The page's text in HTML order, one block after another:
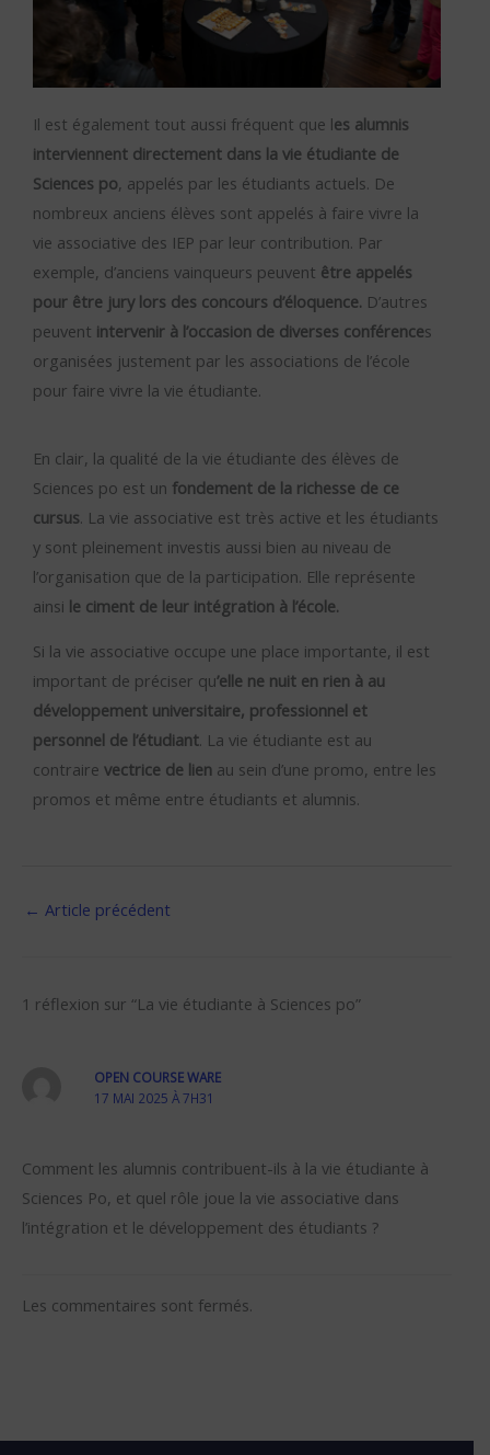
Il est également tout aussi fréquent que les alumnis
interviennent directement dans la vie étudiante de
Sciences po, appelés par les étudiants actuels. De
nombreux anciens élèves sont appelés à faire vivre la
vie associative des IEP par leur contribution. Par
exemple, d’anciens vainqueurs peuvent être appelés
pour être jury lors des concours d’éloquence. D’autres
peuvent intervenir à l’occasion de diverses conférences
organisées justement par les associations de l’école
pour faire vivre la vie étudiante.
En clair, la qualité de la vie étudiante des élèves de
Sciences po est un fondement de la richesse de ce
cursus. La vie associative est très active et les étudiants
y sont pleinement investis aussi bien au niveau de
l’organisation que de la participation. Elle représente
ainsi le ciment de leur intégration à l’école.
Si la vie associative occupe une place importante, il est
important de préciser qu’elle ne nuit en rien à au
développement universitaire, professionnel et
personnel de l’étudiant. La vie étudiante est au
contraire vectrice de lien au sein d’une promo, entre les
promos et même entre étudiants et alumnis.
← Article précédent
1 réflexion sur “La vie étudiante à Sciences po”
OPEN COURSE WARE
17 MAI 2025 À 7H31
Comment les alumnis contribuent-ils à la vie étudiante à
Sciences Po, et quel rôle joue la vie associative dans
l’intégration et le développement des étudiants ?
Les commentaires sont fermés.